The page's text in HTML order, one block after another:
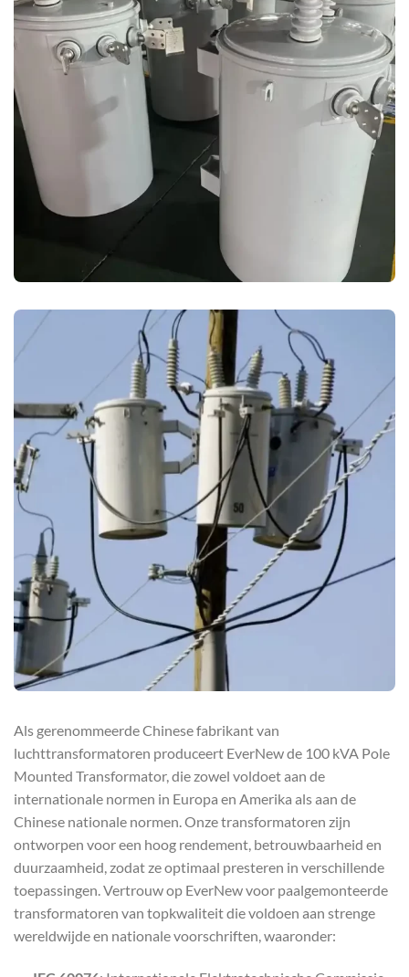
Als gerenommeerde Chinese fabrikant van
luchttransformatoren produceert EverNew de 100 kVA Pole
Mounted Transformator, die zowel voldoet aan de
internationale normen in Europa en Amerika als aan de
Chinese nationale normen. Onze transformatoren zijn
ontworpen voor een hoog rendement, betrouwbaarheid en
duurzaamheid, zodat ze optimaal presteren in verschillende
toepassingen. Vertrouw op EverNew voor paalgemonteerde
transformatoren van topkwaliteit die voldoen aan strenge
wereldwijde en nationale voorschriften, waaronder: